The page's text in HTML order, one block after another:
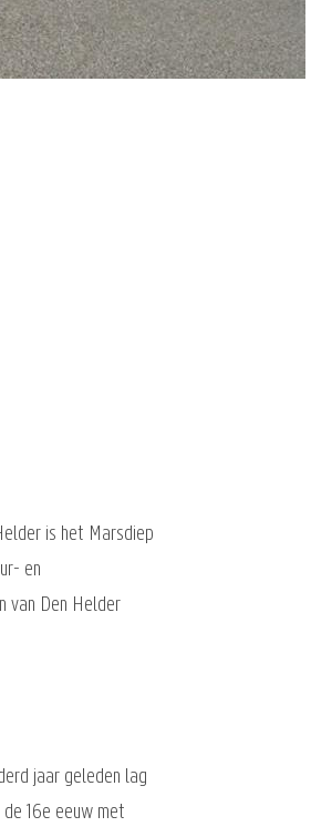
is het Marsdiep
en
van Den Helder
jaar geleden lag
16e eeuw met